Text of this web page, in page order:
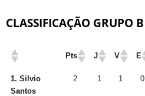
CLASSIFICAÇÃO GRUPO B
Pts J V E
1. Silvio
Santos
2 1 1 0